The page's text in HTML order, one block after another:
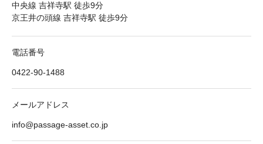
中央線 吉祥寺駅 徒歩9分
京王井の頭線 吉祥寺駅 徒歩9分
電話番号
0422-90-1488
メールアドレス
info@passage-asset.co.jp